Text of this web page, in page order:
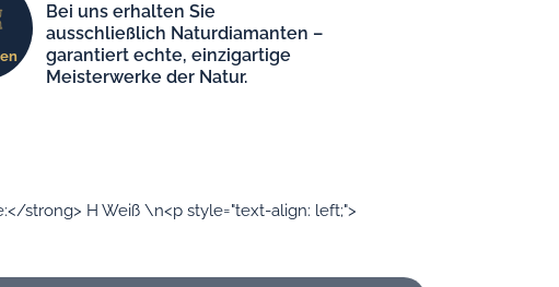
Bei uns erhalten Sie
ausschließlich Naturdiamanten –
garantiert echte, einzigartige
Meisterwerke der Natur.
strong> H Weiß \n<p style="text-align: left;">